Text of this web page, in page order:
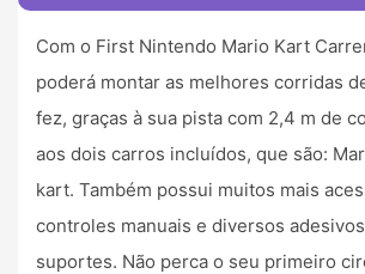
Com o First Nintendo Mario Kart
poderá montar as melhores corridas
fez, graças à sua pista com 2,4 m de
aos dois carros incluídos, que são:
kart. Também possui muitos mais
controles manuais e diversos
suportes. Não perca o seu primeiro